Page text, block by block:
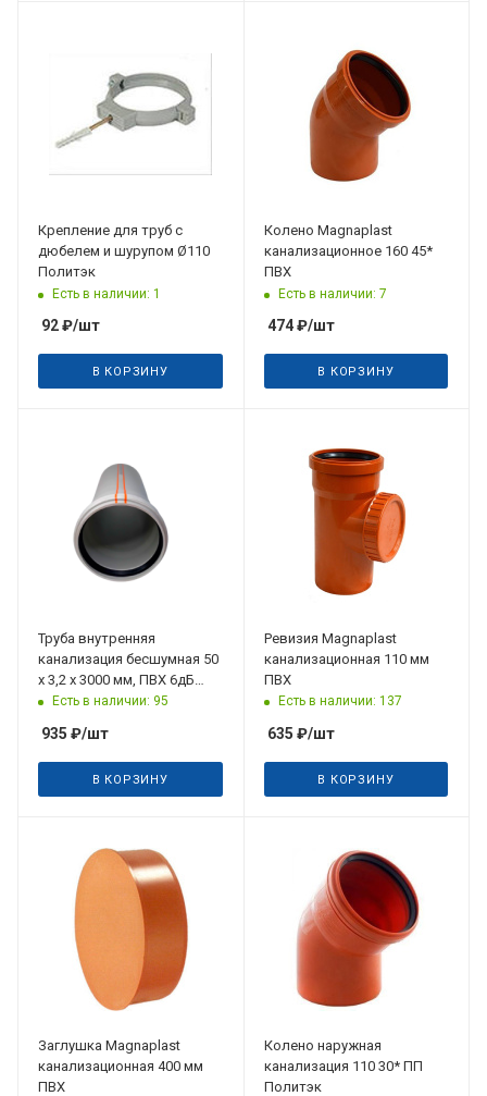
Крепление для труб с
дюбелем и шурупом Ø110
Политэк
Есть в наличии: 1
92₽/шт
В КОРЗИНУ
Колено Magnaрlast
канализационное 160 45*
ПВХ
Есть в наличии: 7
474₽/шт
В КОРЗИНУ
Труба внутренняя
канализация бесшумная 50
х 3,2 х 3000 мм, ПВХ 6дБ
MULTI Akansu
Есть в наличии: 95
935 ₽/шт
В КОРЗИНУ
Ревизия Magnaрlast
канализационная 110 мм
ПВХ
Есть в наличии: 137
635 ₽/шт
В КОРЗИНУ
Заглушка Magnaplast
канализационная 400 мм
ПВХ
Колено наружная
канализация 110 30* ПП
Политэк